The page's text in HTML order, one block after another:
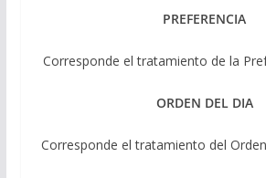
PREFERENCIA
Corresponde el tratamiento de la
ORDEN DEL DIA
Corresponde el tratamiento del